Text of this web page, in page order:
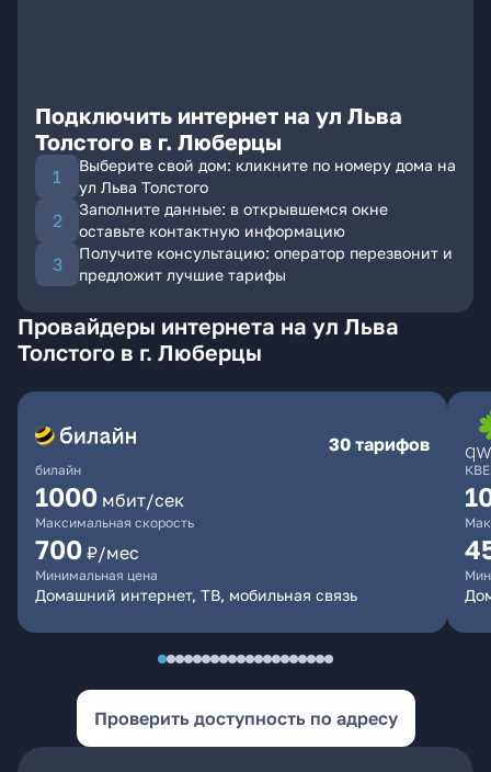
Подключить интернет на ул Льва
Толстого в г. Люберцы
Выберите свой дом: кликните по номеру дома на
ул Льва Толстого
Заполните данные: в открывшемся окне
оставьте контактную информацию
Получите консультацию: оператор перезвонит и
предложит лучшие тарифы
Провайдеры интернета на ул Льва
Толстого в г. Люберцы
билайн
30 тарифов
1000 мбит/сек
Максимальная скорость
700 ₽/мес
Минимальная цена
Домашний интернет, ТВ, мобильная связь
Проверить доступность по адресу